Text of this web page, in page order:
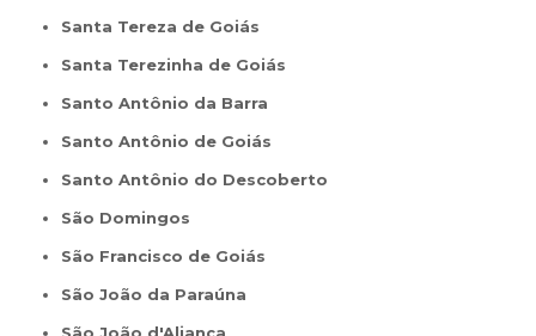
Santa Tereza de Goiás
Santa Terezinha de Goiás
Santo Antônio da Barra
Santo Antônio de Goiás
Santo Antônio do Descoberto
São Domingos
São Francisco de Goiás
São João da Paraúna